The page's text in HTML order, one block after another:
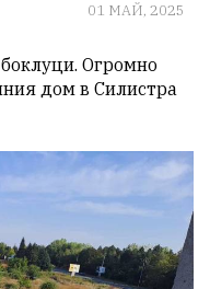
01 МАЙ, 2025
Огромно
дом в Силистра